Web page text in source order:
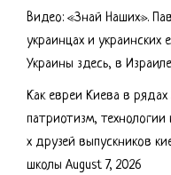
Видео: «Знай Наших».
украинцах и украинских
Украины здесь, в Израиле
Как евреи Киева в
патриотизм,
х друзей выпускников
школы August 7, 2026